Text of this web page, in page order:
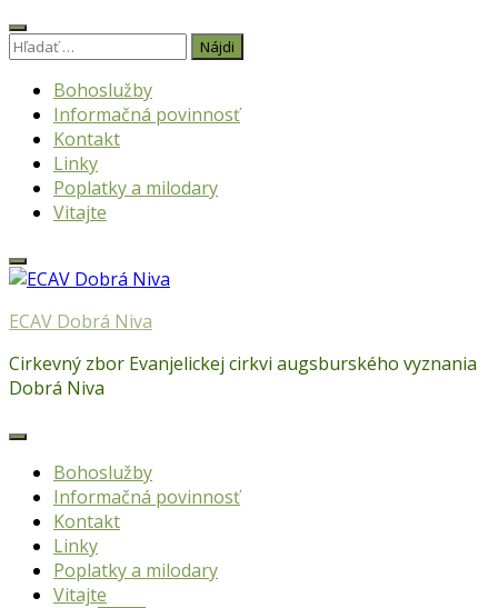
Skip
to
Hľadať:
Bohoslužby
Informačná povinnosť
Kontakt
Linky
Poplatky a milodary
Vitajte
ECAV Dobrá Niva
Cirkevný zbor Evanjelickej cirkvi augsburského vyznania
Dobrá Niva
Bohoslužby
Informačná povinnosť
Kontakt
Linky
Poplatky a milodary
Vitajte